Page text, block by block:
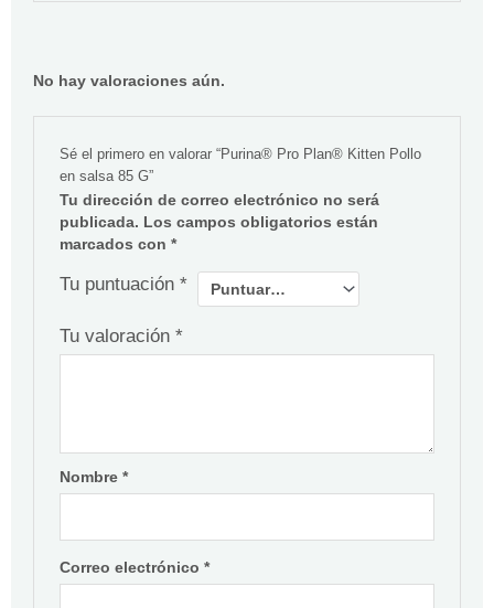
No hay valoraciones aún.
Sé el primero en valorar “Purina® Pro Plan® Kitten Pollo
en salsa 85 G”
Tu dirección de correo electrónico no será
publicada. Los campos obligatorios están
marcados con*
Tu puntuación*
Tu valoración*
Nombre*
Correo electrónico*